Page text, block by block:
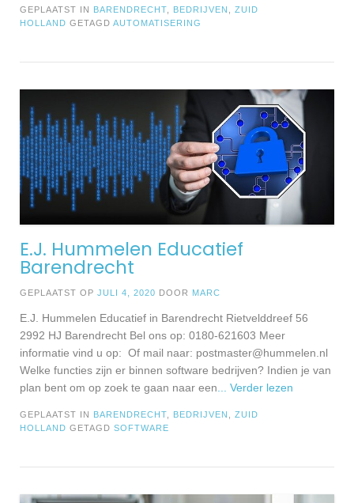
GEPLAATST IN BARENDRECHT BEDRIJVEN
ZUID
HOLLAND GETAGD AUTOMATISERING
E.J. Hummelen Educatief
Barendrecht
GEPLAATST OP JULI 4, 2020 DOOR MARC
E.J. Hummelen Educatief in Barendrecht Rietvelddreef 56
2992 HJ Barendrecht Bel ons op: 0180-621603 Meer
informatie vind u op: Of mail naar: postmaster@hummelen.nl
Welke functies zijn er binnen software bedrijven? Indien je van
plan bent om op zoek te gaan naar een... Verder lezen
GEPLAATST IN BARENDRECHT, BEDRIJVEN , ZUID
HOLLAND GETAGD SOFTWARE